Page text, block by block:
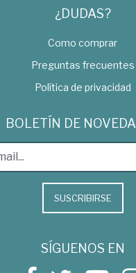
¿DUDAS?
Como comprar
Preguntas frecuentes
Política de privacidad
BOLETÍN DE
SUSCRIBIRSE
SÍGUENOS EN